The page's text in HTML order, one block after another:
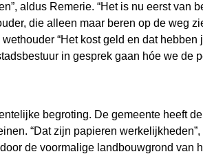
aldus Remerie. “Het is nu eerst van
die alleen maar beren op de weg
“Het kost geld en dat hebben
in gesprek gaan hóe we de
begroting. De gemeente heeft de
“Dat zijn papieren werkelijkheden”,
de voormalige landbouwgrond van